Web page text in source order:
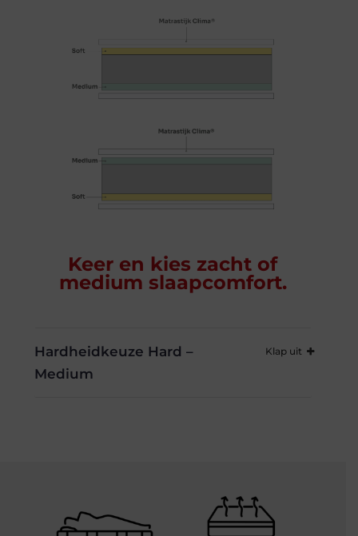
Keer en kies zacht of
medium slaapcomfort.
Hardheidkeuze Hard –
Medium